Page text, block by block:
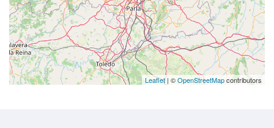
Leaflet| ©OpenStreetMapcontributors